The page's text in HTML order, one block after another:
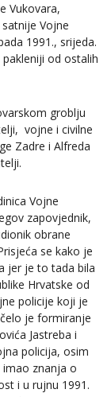
Vukovara,
Vojne
1991., srijeda.
od ostalih
groblju
vojne i civilne
Zadre i Alfreda
Vojne
zapovjednik,
obrane
se kako je
jer je to tada bila
Hrvatske od
policije koji je
je formiranje
Jastreba i
policija, osim
znanja o
i u rujnu 1991.